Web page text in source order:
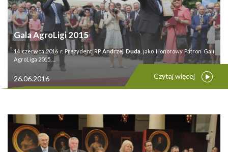
Gala AgroLigi 2015
14 czerwca 2016 r. Prezydent RPAndrzej Duda, jako Honorowy Patron Gali
AgroLiga 2015, ...
26.06.2016 Czytaj więcej